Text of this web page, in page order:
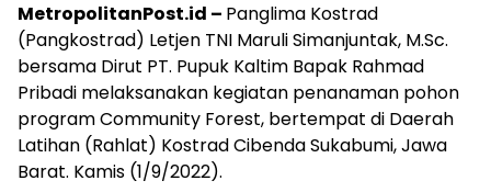
MetropolitanPost.id – Panglima Kostrad
(Pangkostrad) Letjen TNI Maruli Simanjuntak, M.Sc.
bersama Dirut PT. Pupuk Kaltim Bapak Rahmad
Pribadi melaksanakan kegiatan penanaman pohon
program Community Forest, bertempat di Daerah
Latihan (Rahlat) Kostrad Cibenda Sukabumi, Jawa
Barat. Kamis (1/9/2022).